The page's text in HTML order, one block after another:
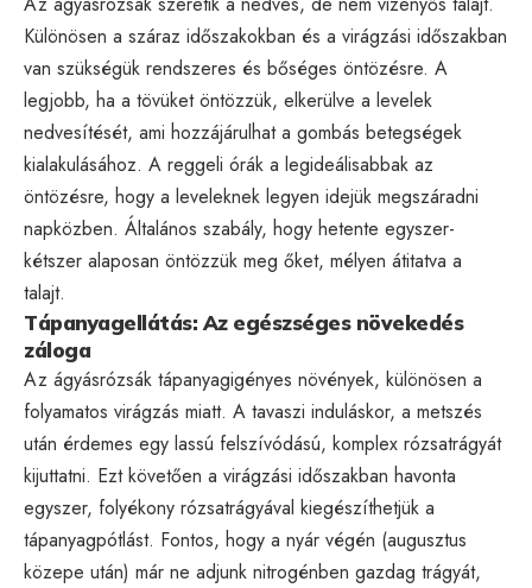
Különösen a száraz időszakokban és a virágzási időszakban
van szükségük rendszeres és bőséges öntözésre. A
legjobb, ha a tövüket öntözzük, elkerülve a levelek
nedvesítését, ami hozzájárulhat a gombás betegségek
kialakulásához. A reggeli órák a legideálisabbak az
öntözésre, hogy a leveleknek legyen idejük megszáradni
napközben. Általános szabály, hogy hetente egyszer-
kétszer alaposan öntözzük meg őket, mélyen átitatva a
talajt.
Tápanyagellátás: Az egészséges növekedés
záloga
Az ágyásrózsák tápanyagigényes növények, különösen a
folyamatos virágzás miatt. A tavaszi induláskor, a metszés
után érdemes egy lassú felszívódású, komplex rózsatrágyát
kijuttatni. Ezt követően a virágzási időszakban havonta
egyszer, folyékony rózsatrágyával kiegészíthetjük a
tápanyagpótlást. Fontos, hogy a nyár végén (augusztus
közepe után) már ne adjunk nitrogénben gazdag trágyát,